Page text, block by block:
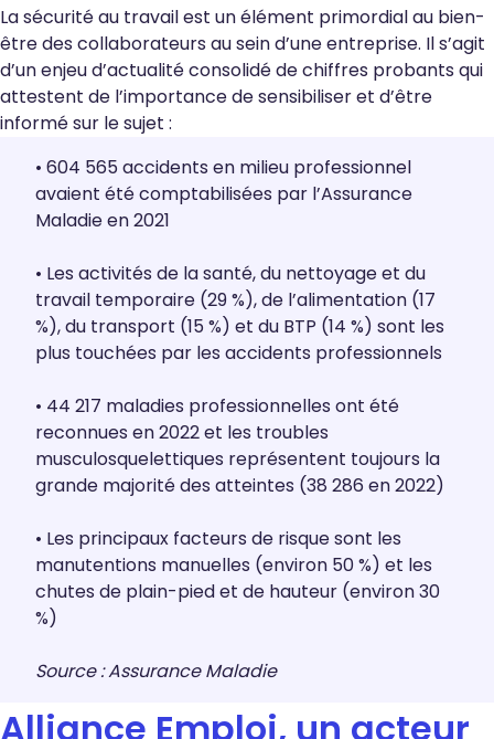
La sécurité au travail est un élément primordial au bien-
être des collaborateurs au sein d’une entreprise. Il s’agit
d’un enjeu d’actualité consolidé de chiffres probants qui
attestent de l’importance de sensibiliser et d’être
informé sur le sujet :
• 604 565 accidents en milieu professionnel
avaient été comptabilisées par l’Assurance
Maladie en 2021
• Les activités de la santé, du nettoyage et du
travail temporaire (29 %), de l’alimentation (17
%), du transport (15 %) et du BTP (14 %) sont les
plus touchées par les accidents professionnels
• 44 217 maladies professionnelles ont été
reconnues en 2022 et les troubles
musculosquelettiques représentent toujours la
grande majorité des atteintes (38 286 en 2022)
• Les principaux facteurs de risque sont les
manutentions manuelles (environ 50 %) et les
chutes de plain-pied et de hauteur (environ 30
%)
Source : Assurance Maladie
Alliance Emploi, un acteur